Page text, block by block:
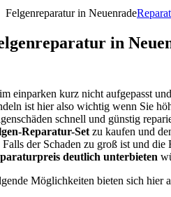
Felgenreparatur in Neuenrade
in
einparken kurz nicht aufgepasst
ist hier also wichtig wenn Sie
schnell und günstig
Reparatur-Set zu kaufen und
Falls der Schaden zu groß ist und
deutlich unterbieten
Möglichkeiten bieten sich hier